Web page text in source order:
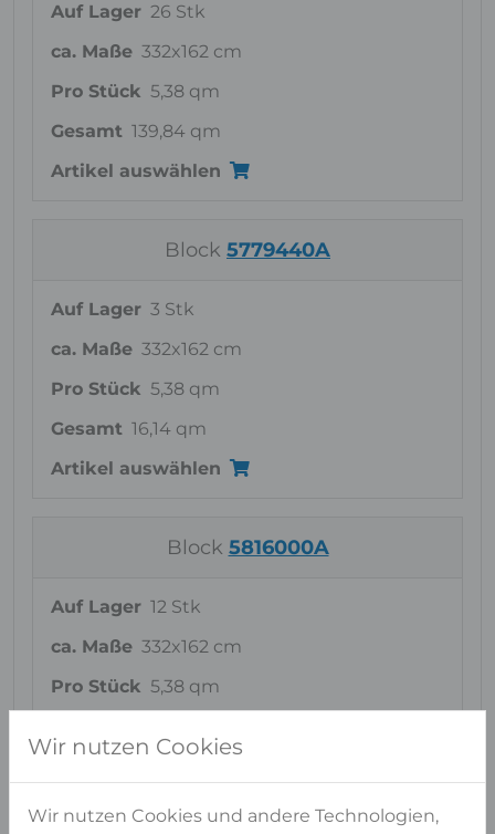
Auf Lager 26 Stk
ca. Maße 332x162 cm
Pro Stück 5,38 qm
Gesamt 139,84 qm
Artikel auswählen
Block 5779440A
Auf Lager 3 Stk
ca. Maße 332x162 cm
Pro Stück 5,38 qm
Gesamt 16,14 qm
Artikel auswählen
Block 5816000A
Auf Lager 12 Stk
ca. Maße 332x162 cm
Pro Stück 5,38 qm
Wir nutzen Cookies
Wir nutzen Cookies und andere Technologien,